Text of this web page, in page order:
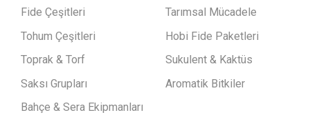
Fide Çeşitleri
Tohum Çeşitleri
Toprak & Torf
Saksı Grupları
Bahçe & Sera Ekipmanları
Tarımsal Mücadele
Hobi Fide Paketleri
Sukulent & Kaktüs
Aromatik Bitkiler